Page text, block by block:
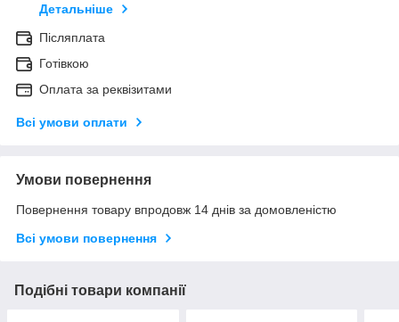
Детальніше
Післяплата
Готівкою
Оплата за реквізитами
Всі умови оплати
Умови повернення
Повернення товару впродовж 14 днів за домовленістю
Всі умови повернення
Подібні товари компанії